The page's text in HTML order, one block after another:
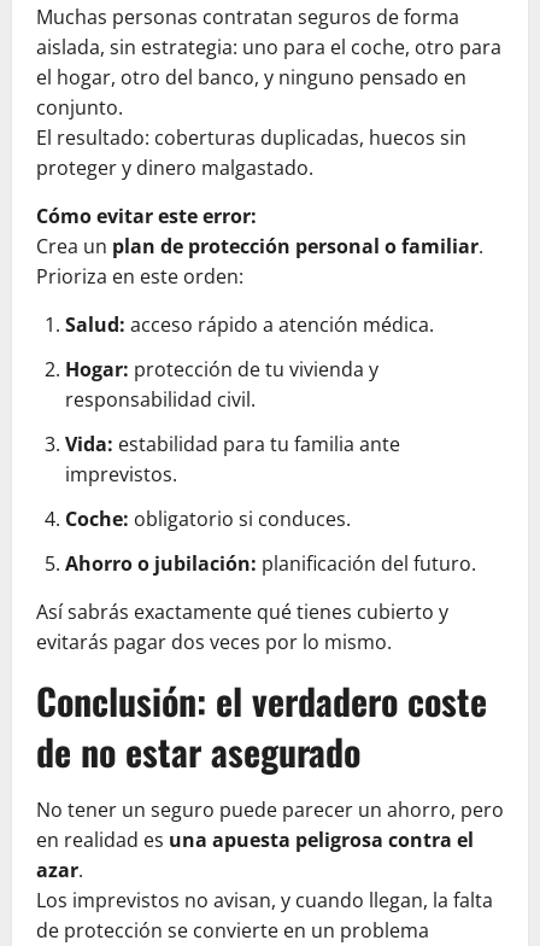
Muchas personas contratan seguros de forma
aislada, sin estrategia: uno para el coche, otro para
el hogar, otro del banco, y ninguno pensado en
conjunto.
El resultado: coberturas duplicadas, huecos sin
proteger y dinero malgastado.
Cómo evitar este error:
Crea un plan de protección personal o familiar.
Prioriza en este orden:
Salud: acceso rápido a atención médica.
Hogar: protección de tu vivienda y
responsabilidad civil.
Vida: estabilidad para tu familia ante
imprevistos.
Coche: obligatorio si conduces.
Ahorro o jubilación: planificación del futuro.
Así sabrás exactamente qué tienes cubierto y
evitarás pagar dos veces por lo mismo.
Conclusión: el verdadero coste
de no estar asegurado
No tener un seguro puede parecer un ahorro, pero
en realidad es una apuesta peligrosa contra el
azar.
Los imprevistos no avisan, y cuando llegan, la falta
de protección se convierte en un problema